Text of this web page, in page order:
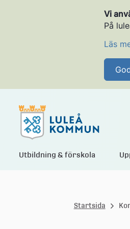
Vi
På
Läs
L
Utbildning & förskola
Startsida